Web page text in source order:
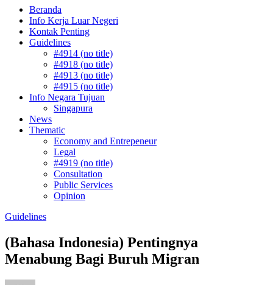
Beranda
Info Kerja Luar Negeri
Kontak Penting
Guidelines
#4914 (no title)
#4918 (no title)
#4913 (no title)
#4915 (no title)
Info Negara Tujuan
Singapura
News
Thematic
Economy and Entrepeneur
Legal
#4919 (no title)
Consultation
Public Services
Opinion
Guidelines
(Bahasa Indonesia) Pentingnya
Menabung Bagi Buruh Migran